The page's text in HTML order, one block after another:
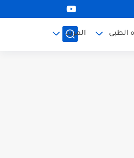
الطبى المزيد